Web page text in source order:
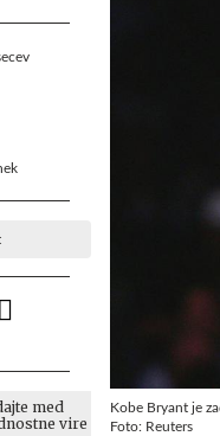
med
vire
Kobe Bryant je
Foto: Reuters